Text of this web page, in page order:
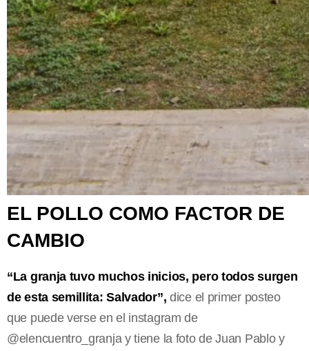
EL POLLO COMO FACTOR DE
CAMBIO
“La granja tuvo muchos inicios, pero todos surgen
de esta semillita: Salvador”, dice el primer posteo
que puede verse en el instagram de
@elencuentro_granja y tiene la foto de Juan Pablo y